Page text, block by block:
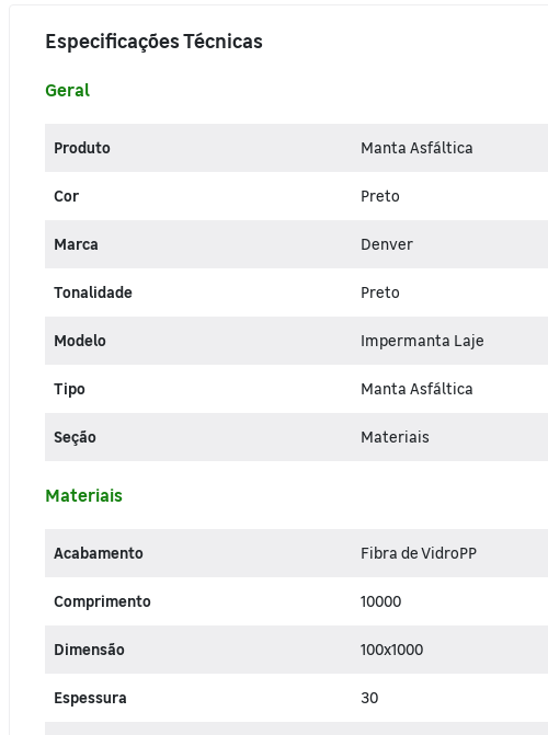
Especificações Técnicas
Geral
Produto Manta Asfáltica
Cor Preto
Marca Denver
Tonalidade Preto
Modelo Impermanta Laje
Tipo Manta Asfáltica
Seção Materiais
Materiais
Acabamento Fibra de VidroPP
Comprimento 10000
Dimensão 100x1000
Espessura 30